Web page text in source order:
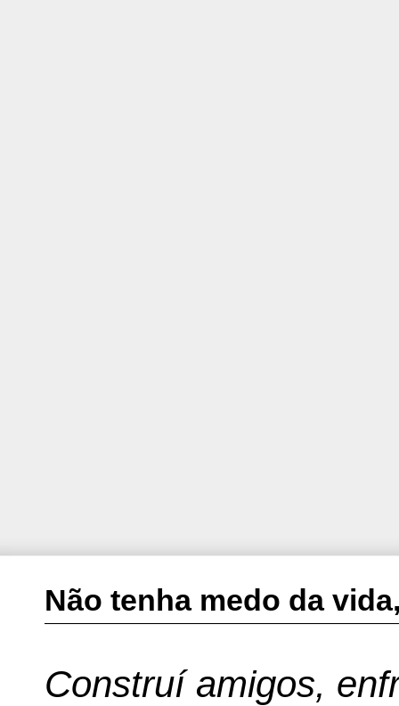
Não tenha medo da
Construí amigos,